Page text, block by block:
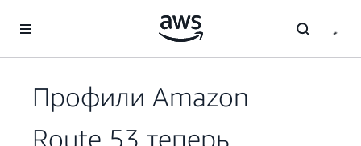
Перейти к главному контенту
Профили Amazon
Route 53 теперь